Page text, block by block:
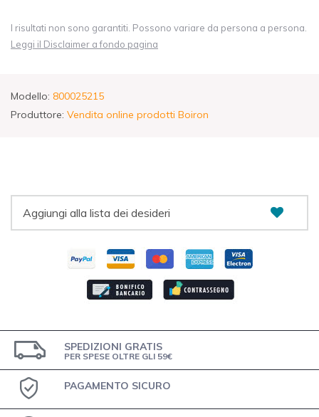
I risultati non sono garantiti. Possono variare da persona a persona.
Leggi il Disclaimer a fondo pagina
Modello: 800025215
Produttore: Vendita online prodotti Boiron
Aggiungi alla lista dei desideri
SPEDIZIONI GRATIS
PER SPESE OLTRE GLI 59€
PAGAMENTO SICURO